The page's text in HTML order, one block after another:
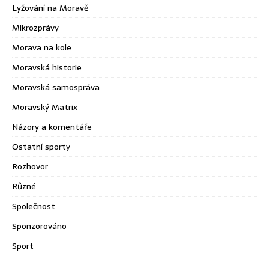
Lyžování na Moravě
Mikrozprávy
Morava na kole
Moravská historie
Moravská samospráva
Moravský Matrix
Názory a komentáře
Ostatní sporty
Rozhovor
Různé
Společnost
Sponzorováno
Sport